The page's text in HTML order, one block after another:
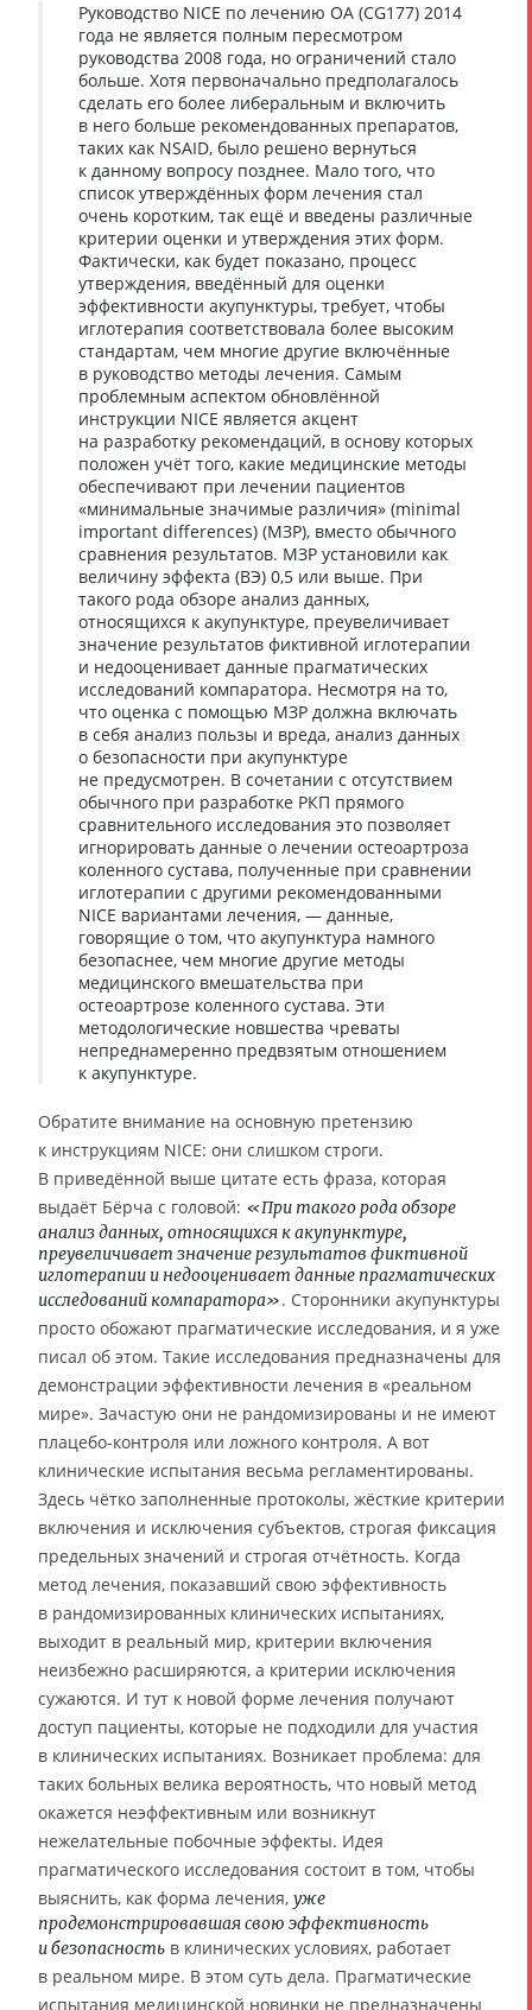
Руководство NICE по лечению ОА (CG177) 2014
года не является полным пересмотром
руководства 2008 года, но ограничений стало
больше. Хотя первоначально предполагалось
сделать его более либеральным и включить
в него больше рекомендованных препаратов,
таких как NSAID, было решено вернуться
к данному вопросу позднее. Мало того, что
список утверждённых форм лечения стал
очень коротким, так ещё и введены различные
критерии оценки и утверждения этих форм.
Фактически, как будет показано, процесс
утверждения, введённый для оценки
эффективности акупунктуры, требует, чтобы
иглотерапия соответствовала более высоким
стандартам, чем многие другие включённые
в руководство методы лечения. Самым
проблемным аспектом обновлённой
инструкции NICE является акцент
на разработку рекомендаций, в основу которых
положен учёт того, какие медицинские методы
обеспечивают при лечении пациентов
«минимальные значимые различия» (minimal
important differences) (МЗР), вместо обычного
сравнения результатов. МЗР установили как
величину эффекта (ВЭ) 0,5 или выше. При
такого рода обзоре анализ данных,
относящихся к акупунктуре, преувеличивает
значение результатов фиктивной иглотерапии
и недооценивает данные прагматических
исследований компаратора. Несмотря на то,
что оценка с помощью МЗР должна включать
в себя анализ пользы и вреда, анализ данных
о безопасности при акупунктуре
не предусмотрен. В сочетании с отсутствием
обычного при разработке РКП прямого
сравнительного исследования это позволяет
игнорировать данные о лечении остеоартроза
коленного сустава, полученные при сравнении
иглотерапии с другими рекомендованными
NICE вариантами лечения, — данные,
говорящие о том, что акупунктура намного
безопаснее, чем многие другие методы
медицинского вмешательства при
остеоартрозе коленного сустава. Эти
методологические новшества чреваты
непреднамеренно предвзятым отношением
к акупунктуре.
Обратите внимание на основную претензию
к инструкциям NICE: они слишком строги.
В приведённой выше цитате есть фраза, которая
выдаёт Бёрча с головой: «При такого рода обзоре
анализ данных, относящихся к акупунктуре,
преувеличивает значение результатов фиктивной
иглотерапии и недооценивает данные прагматических
исследований компаратора». Сторонники акупунктуры
просто обожают прагматические исследования, и я уже
писал об этом. Такие исследования предназначены для
демонстрации эффективности лечения в «реальном
мире». Зачастую они не рандомизированы и не имеют
плацебо-контроля или ложного контроля. А вот
клинические испытания весьма регламентированы.
Здесь чётко заполненные протоколы, жёсткие критерии
включения и исключения субъектов, строгая фиксация
предельных значений и строгая отчётность. Когда
метод лечения, показавший свою эффективность
в рандомизированных клинических испытаниях,
выходит в реальный мир, критерии включения
неизбежно расширяются, а критерии исключения
сужаются. И тут к новой форме лечения получают
доступ пациенты, которые не подходили для участия
в клинических испытаниях. Возникает проблема: для
таких больных велика вероятность, что новый метод
окажется неэффективным или возникнут
нежелательные побочные эффекты. Идея
прагматического исследования состоит в том, чтобы
выяснить, как форма лечения, уже
продемонстрировавшая свою эффективность
и безопасность в клинических условиях, работает
в реальном мире. В этом суть дела. Прагматические
испытания медицинской новинки не предназначены